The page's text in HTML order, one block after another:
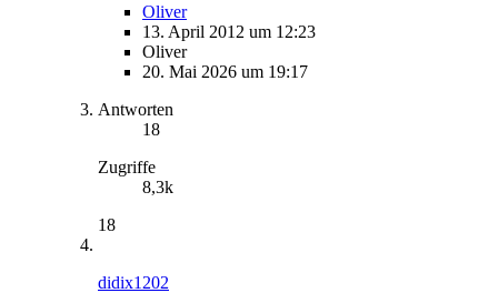
Oliver
13. April 2012 um 12:23
Oliver
20. Mai 2026 um 19:17
Antworten
18
Zugriffe
8,3k
18
didix1202